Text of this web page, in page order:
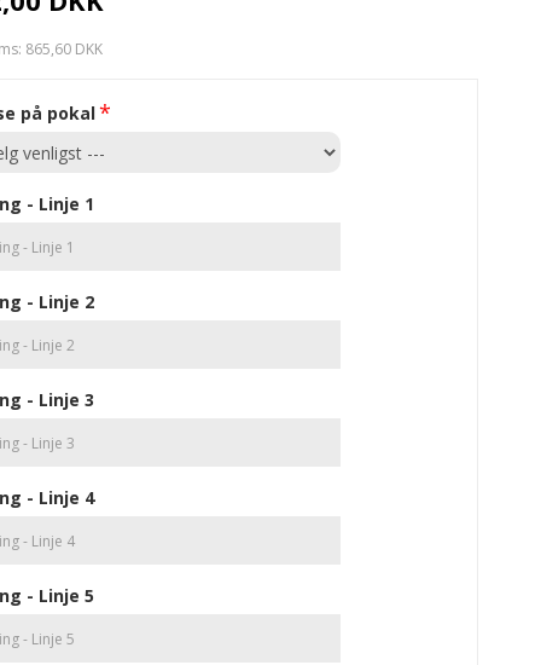
865,60 DKK
på pokal
- Linje 1
- Linje 2
- Linje 3
- Linje 4
- Linje 5